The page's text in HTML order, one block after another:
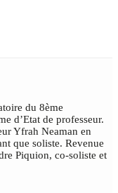
du 8ème
d’Etat de professeur.
Yfrah Neaman en
que soliste. Revenue
Piquion, co-soliste et